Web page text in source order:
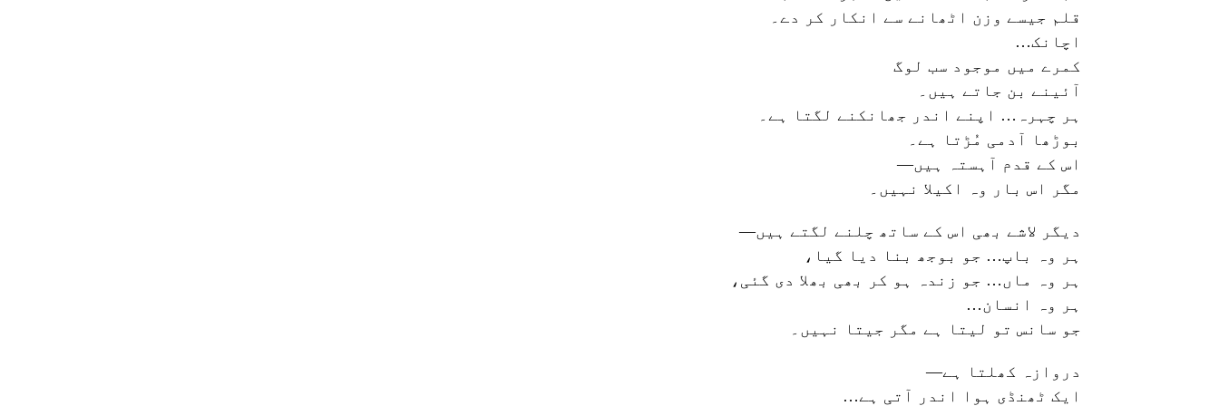
قلم جیسے وزن اٹھانے سے انکار کر دے۔
اچانک…
کمرے میں موجود سب لوگ
آئینے بن جاتے ہیں۔
ہر چہرہ… اپنے اندر جھانکنے لگتا ہے۔
بوڑھا آدمی مُڑتا ہے۔
اس کے قدم آہستہ ہیں—
مگر اس بار وہ اکیلا نہیں۔
دیگر لاشے بھی اس کے ساتھ چلنے لگتے ہیں—
ہر وہ باپ… جو بوجھ بنا دیا گیا،
ہر وہ ماں… جو زندہ ہو کر بھی بھلا دی گئی،
ہر وہ انسان…
جو سانس تو لیتا ہے مگر جیتا نہیں۔
دروازہ کھلتا ہے—
ایک ٹھنڈی ہوا اندر آتی ہے…